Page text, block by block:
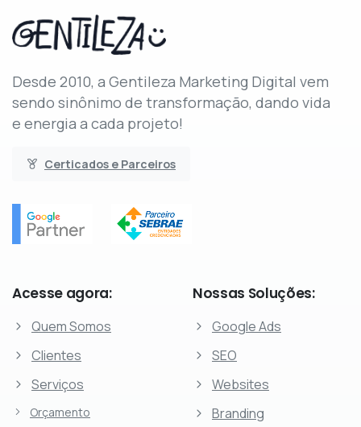
Desde 2010, a Gentileza Marketing Digital vem
sendo sinônimo de transformação, dando vida
e energia a cada projeto!
Certicados e Parceiros
Acesse agora:
Quem Somos
Clientes
Serviços
Orçamento
Nossas Soluções:
Google Ads
SEO
Websites
Branding